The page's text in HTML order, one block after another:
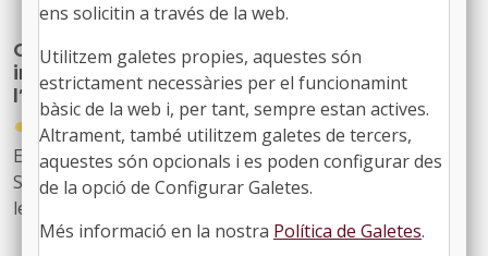
Convocatòria d’ajuts al foment de la
innovació bibliotecària, corresponents a
l’any 2026
●
04/06/2026
Extracte de la Resolució d'1 de juny de 2026 de la
Secretaria d'Estat de Cultura per la qual es convoquen
les Ajudes al foment de la innovació bibliotecària,
corresponents a l'any 2026.
ens solicitin a través de la web.
Utilitzem galetes propies, aquestes són
estrictament necessàries per el funcionamint
bàsic de la web i, per tant, sempre estan actives.
Altrament, també utilitzem galetes de tercers,
aquestes són opcionals i es poden configurar des
de la opció de Configurar Galetes.
Més informació en la nostra Política de Galetes.